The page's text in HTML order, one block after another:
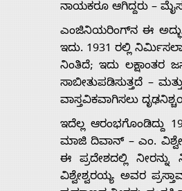
About
Advertise
ನಾಯಕರೂ ಆಗಿದ್ದರು –
ಎಂಜಿನಿಯರಿಂಗ್‌ನ ಈ ಅದ್ಭುತ
ಇದು. 1931 ರಲ್ಲಿ
ನಿಂತಿದೆ; ಇದು ಲಕ್ಷಾಂತರ
ಸಾಬೀತುಪಡಿಸುತ್ತದೆ –
ವಾಸ್ತವಿಕವಾಗಿಸಲು
ಇದೆಲ್ಲ ಆರಂಭಗೊಂಡಿದ್ದು
ಮಾಜಿ ದಿವಾನ್ – ಎಂ.
ಈ ಪ್ರದೇಶದಲ್ಲಿ
ವಿಶ್ವೇಶ್ವರಯ್ಯ ಅವರ